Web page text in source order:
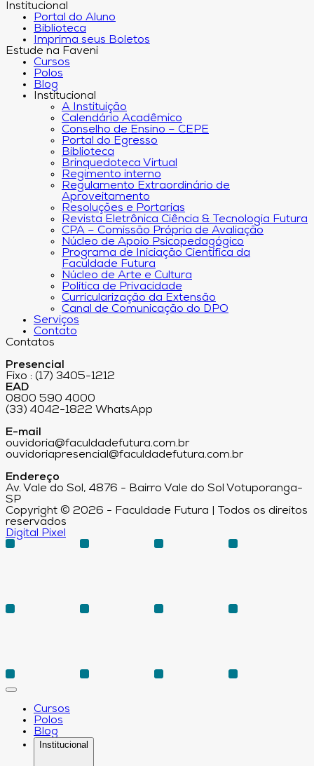
Institucional
Portal do Aluno
Biblioteca
Imprima seus Boletos
Estude na Faveni
Cursos
Polos
Blog
Institucional
A Instituição
Calendário Acadêmico
Conselho de Ensino – CEPE
Portal do Egresso
Biblioteca
Brinquedoteca Virtual
Regimento interno
Regulamento Extraordinário de
Aproveitamento
Resoluções e Portarias
Revista Eletrônica Ciência & Tecnologia Futura
CPA – Comissão Própria de Avaliação
Núcleo de Apoio Psicopedagógico
Programa de Iniciação Científica da
Faculdade Futura
Núcleo de Arte e Cultura
Política de Privacidade
Curricularização da Extensão
Canal de Comunicação do DPO
Serviços
Contato
Contatos
Presencial
Fixo : (17) 3405-1212
EAD
0800 590 4000
(33) 4042-1822 WhatsApp
E-mail
ouvidoria@faculdadefutura.com.br
ouvidoriapresencial@faculdadefutura.com.br
Endereço
Av. Vale do Sol, 4876 - Bairro Vale do Sol Votuporanga-
SP
Copyright © 2026 - Faculdade Futura | Todos os direitos
reservados
Digital Pixel
Cursos
Polos
Blog
Institucional